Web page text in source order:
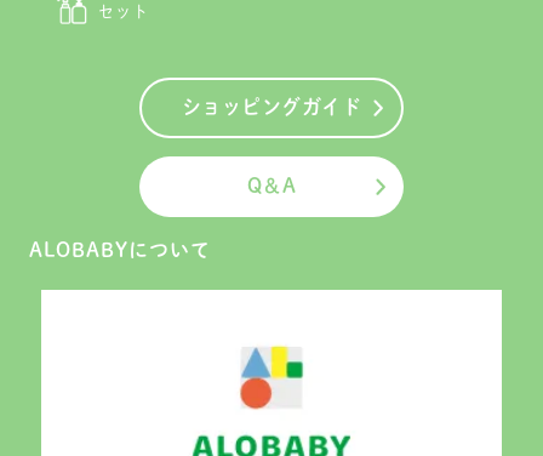
セット
ショッピングガイド
Q＆A
ALOBABYについて